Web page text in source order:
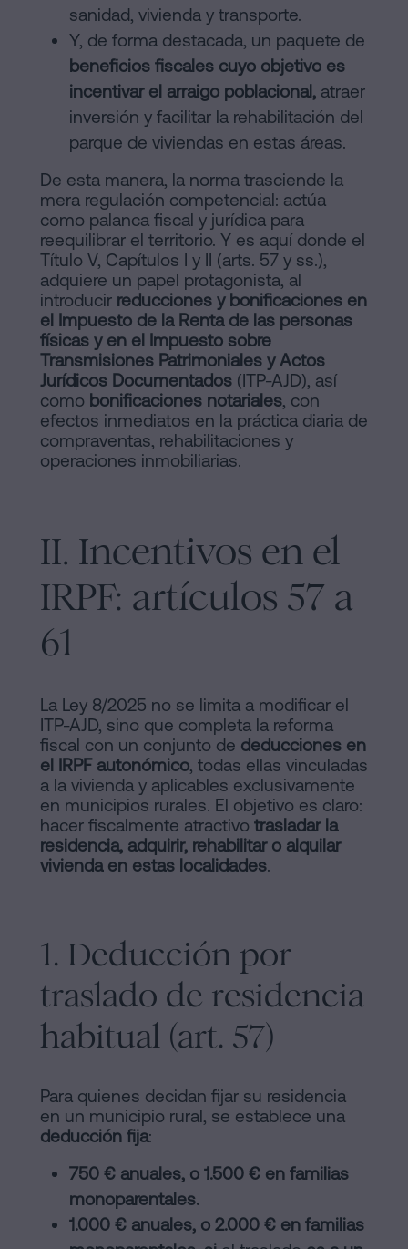
sanidad, vivienda y transporte.
Y, de forma destacada, un paquete de
beneficios fiscales cuyo objetivo es
incentivar el arraigo poblacional, atraer
inversión y facilitar la rehabilitación del
parque de viviendas en estas áreas.
De esta manera, la norma trasciende la
mera regulación competencial: actúa
como palanca fiscal y jurídica para
reequilibrar el territorio. Y es aquí donde el
Título V, Capítulos I y II (arts. 57 y ss.),
adquiere un papel protagonista, al
introducir reducciones y bonificaciones en
el Impuesto de la Renta de las personas
físicas y en el Impuesto sobre
Transmisiones Patrimoniales y Actos
Jurídicos Documentados (ITP-AJD), así
como bonificaciones notariales, con
efectos inmediatos en la práctica diaria de
compraventas, rehabilitaciones y
operaciones inmobiliarias.
II. Incentivos en el
IRPF: artículos 57 a
61
La Ley 8/2025 no se limita a modificar el
ITP-AJD, sino que completa la reforma
fiscal con un conjunto de deducciones en
el IRPF autonómico, todas ellas vinculadas
a la vivienda y aplicables exclusivamente
en municipios rurales. El objetivo es claro:
hacer fiscalmente atractivo trasladar la
residencia, adquirir, rehabilitar o alquilar
vivienda en estas localidades.
1. Deducción por
traslado de residencia
habitual (art. 57)
Para quienes decidan fijar su residencia
en un municipio rural, se establece una
deducción fija:
750 € anuales, o 1.500 € en familias
monoparentales.
1.000 € anuales, o 2.000 € en familias